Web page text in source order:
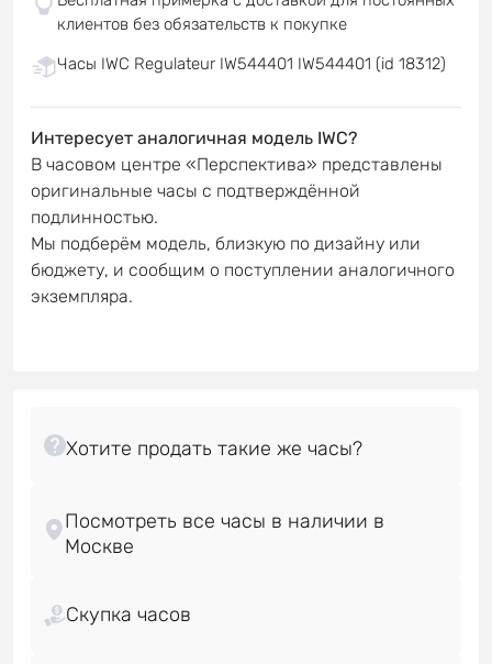
клиентов без обязательств к покупке
Часы IWC Regulateur IW544401 IW544401 (id 18312)
Интересует аналогичная модель IWC?
В часовом центре «Перспектива» представлены
оригинальные часы с подтверждённой
подлинностью.
Мы подберём модель, близкую по дизайну или
бюджету, и сообщим о поступлении аналогичного
экземпляра.
Посмотреть все часы в наличии в
Скупка часов